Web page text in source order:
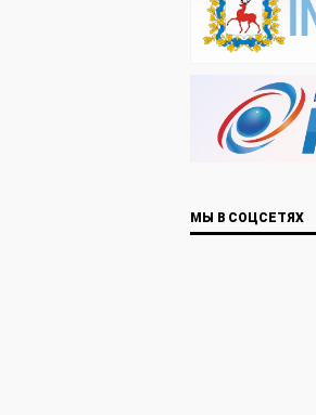
МЫ В СОЦСЕТЯХ